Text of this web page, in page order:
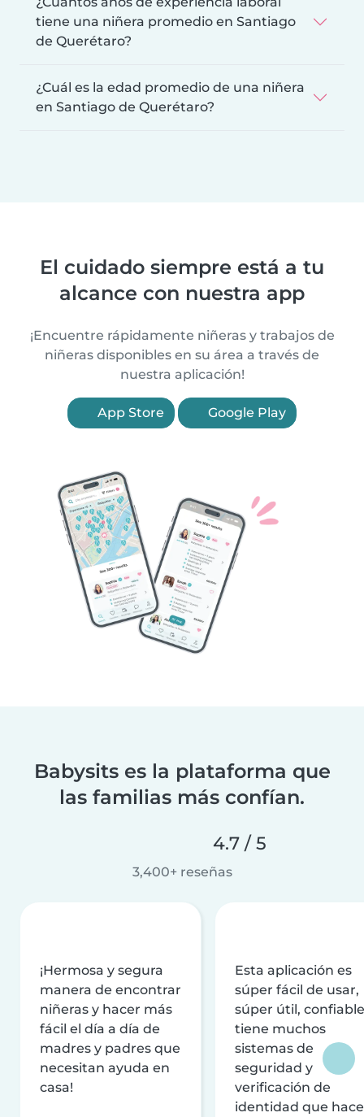
tiene una niñera promedio en Santiago
de Querétaro?
¿Cuál es la edad promedio de una niñera
en Santiago de Querétaro?
El cuidado siempre está a tu
alcance con nuestra app
¡Encuentre rápidamente niñeras y trabajos de
niñeras disponibles en su área a través de
nuestra aplicación!
App Store Google Play
Babysits es la plataforma que
las familias más confían.
4.7 / 5
3,400+ reseñas
¡Hermosa y segura
manera de encontrar
niñeras y hacer más
fácil el día a día de
madres y padres que
necesitan ayuda en
casa!
Esta aplicación es
súper fácil de usar,
súper útil,
tiene muchos
sistemas de
seguridad y
verificación de
identidad que